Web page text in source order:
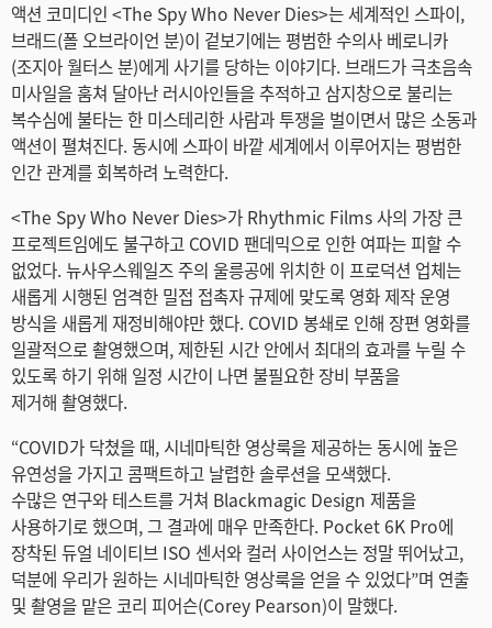
Malaysia
Netherlands
New Zealand
Norway
Poland
Portugal
Singapore
South Africa
Spain
Sweden
Chinese Taipei
Turkey
UAE
액션 코미디인 <The Spy Who Never Dies>는 세계적인 스파이,
브래드(폴 오브라이언 분)이 겉보기에는 평범한 수의사 베로니카
(조지아 월터스 분)에게 사기를 당하는 이야기다. 브래드가 극초음속
미사일을 훔쳐 달아난 러시아인들을 추적하고 삼지창으로 불리는
복수심에 불타는 한 미스테리한 사람과 투쟁을 벌이면서 많은 소동과
액션이 펼쳐진다. 동시에 스파이 바깥 세계에서 이루어지는 평범한
인간 관계를 회복하려 노력한다.
<The Spy Who Never Dies>가 Rhythmic Films 사의 가장 큰
프로젝트임에도 불구하고 COVID 팬데믹으로 인한 여파는 피할 수
없었다. 뉴사우스웨일즈 주의 울릉공에 위치한 이 프로덕션 업체는
새롭게 시행된 엄격한 밀접 접촉자 규제에 맞도록 영화 제작 운영
방식을 새롭게 재정비해야만 했다. COVID 봉쇄로 인해 장편 영화를
일괄적으로 촬영했으며, 제한된 시간 안에서 최대의 효과를 누릴 수
있도록 하기 위해 일정 시간이 나면 불필요한 장비 부품을
제거해 촬영했다.
“COVID가 닥쳤을 때, 시네마틱한 영상룩을 제공하는 동시에 높은
유연성을 가지고 콤팩트하고 날렵한 솔루션을 모색했다.
수많은 연구와 테스트를 거쳐 Blackmagic Design 제품을
사용하기로 했으며, 그 결과에 매우 만족한다. Pocket 6K Pro에
장착된 듀얼 네이티브 ISO 센서와 컬러 사이언스는 정말 뛰어났고,
덕분에 우리가 원하는 시네마틱한 영상룩을 얻을 수 있었다”며 연출
및 촬영을 맡은 코리 피어슨(Corey Pearson)이 말했다.